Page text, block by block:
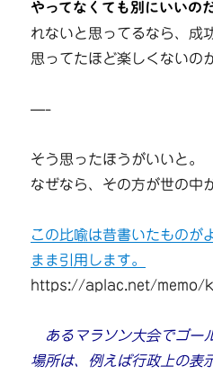
やってなくても別にいいのだ
れないと思ってるなら、成
思ってたほど楽しくないの
—-
そう思ったほうがいいと。
なぜなら、その方が世の中
この比喩は昔書いたものが
まま引用します。
https://aplac.net/memo/
あるマラソン大会でゴー
場所は、例えば行政上の